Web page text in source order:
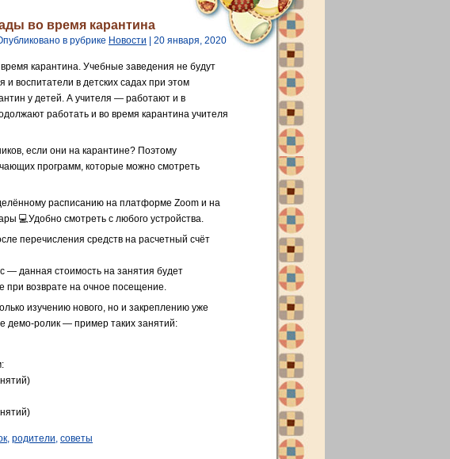
во время карантина
в рубрике Новости | 20 января, 2020
карантина. Учебные заведения не будут
и воспитатели в детских садах при этом
у детей. А учителя — работают и в
работать и во время карантина учителя
если они на карантине? Поэтому
программ, которые можно смотреть
расписанию на платформе Zoom и на
💻Удобно смотреть с любого устройства.
перечисления средств на расчетный счёт
— данная стоимость на занятия будет
при возврате на очное посещение.
изучению нового, но и закреплению уже
демо-ролик — пример таких занятий:
, родители, советы